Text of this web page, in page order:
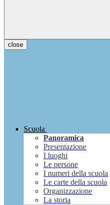
close
Scuola
Panoramica
Presentazione
I luoghi
Le persone
I numeri della scuola
Le carte della scuola
Organizzazione
La storia